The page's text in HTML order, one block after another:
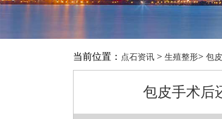
当前位置： 点石资讯 > 生殖整形> 包皮
包皮手术后